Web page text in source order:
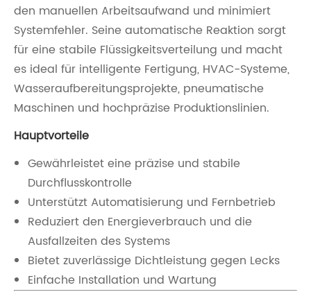
den manuellen Arbeitsaufwand und minimiert
Systemfehler. Seine automatische Reaktion sorgt
für eine stabile Flüssigkeitsverteilung und macht
es ideal für intelligente Fertigung, HVAC-Systeme,
Wasseraufbereitungsprojekte, pneumatische
Maschinen und hochpräzise Produktionslinien.
Hauptvorteile
Gewährleistet eine präzise und stabile
Durchflusskontrolle
Unterstützt Automatisierung und Fernbetrieb
Reduziert den Energieverbrauch und die
Ausfallzeiten des Systems
Bietet zuverlässige Dichtleistung gegen Lecks
Einfache Installation und Wartung